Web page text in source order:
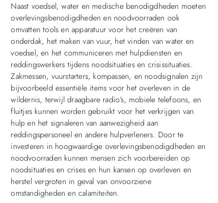
Naast voedsel, water en medische benodigdheden moeten
overlevingsbenodigdheden en noodvoorraden ook
omvatten tools en apparatuur voor het creëren van
onderdak, het maken van vuur, het vinden van water en
voedsel, en het communiceren met hulpdiensten en
reddingswerkers tijdens noodsituaties en crisissituaties.
Zakmessen, vuurstarters, kompassen, en noodsignalen zijn
bijvoorbeeld essentiële items voor het overleven in de
wildernis, terwijl draagbare radio’s, mobiele telefoons, en
fluitjes kunnen worden gebruikt voor het verkrijgen van
hulp en het signaleren van aanwezigheid aan
reddingspersoneel en andere hulpverleners. Door te
investeren in hoogwaardige overlevingsbenodigdheden en
noodvoorraden kunnen mensen zich voorbereiden op
noodsituaties en crises en hun kansen op overleven en
herstel vergroten in geval van onvoorziene
omstandigheden en calamiteiten.